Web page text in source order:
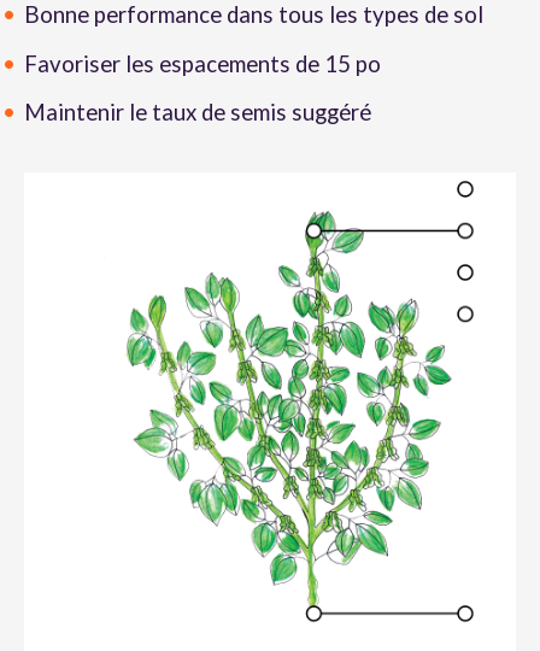
Bonne performance dans tous les types de sol
Favoriser les espacements de 15 po
Maintenir le taux de semis suggéré